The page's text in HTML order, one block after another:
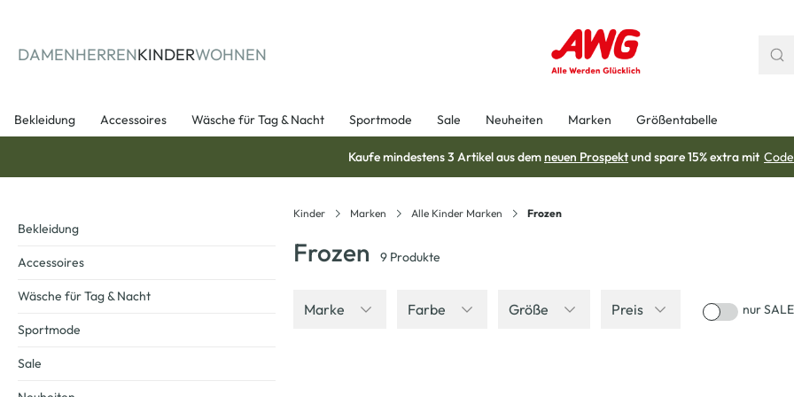
DAMENHERRENKINDERWOHNEN
Bekleidung Accessoires Wäsche für Tag & Nacht Sportmode Sale Neuheiten Marken Größentabelle
Kaufe mindestens 3 Artikel aus demneuen Prospektund spare 15% extra mit
Kinder Marken Alle Kinder Marken Frozen
Frozen 9 Produkte
Marke Farbe Größe Preis nur
Bekleidung
Accessoires
Wäsche für Tag & Nacht
Sportmode
Sale